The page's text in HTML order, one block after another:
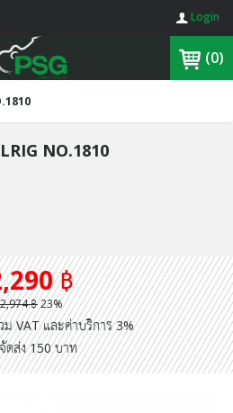
Login
(0)
NO.1810
฿
2,974 ฿23%
ม VAT และค่าบริการ 3%
ดส่ง 150 บาท